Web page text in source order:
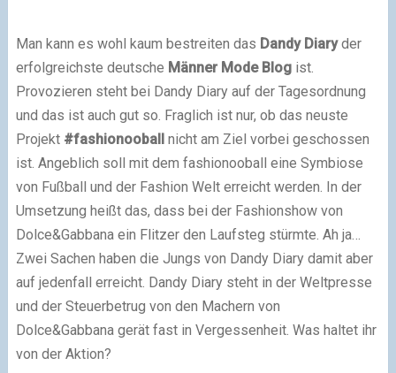
Man kann es wohl kaum bestreiten das Dandy Diaryder
erfolgreichste deutsche Männer Mode Blogist.
Provozieren steht bei Dandy Diary auf der Tagesordnung
und das ist auch gut so. Fraglich ist nur, ob das neuste
Projekt #fashionooballnicht am Ziel vorbei geschossen
ist. Angeblich soll mit dem fashionooball eine Symbiose
von Fußball und der Fashion Welt erreicht werden. In der
Umsetzung heißt das, dass bei der Fashionshow von
Dolce&Gabbana ein Flitzer den Laufsteg stürmte. Ah ja…
Zwei Sachen haben die Jungs von Dandy Diary damit aber
auf jedenfall erreicht. Dandy Diary steht in der Weltpresse
und der Steuerbetrug von den Machern von
Dolce&Gabbana gerät fast in Vergessenheit. Was haltet ihr
von der Aktion?